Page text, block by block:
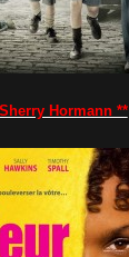
Hormann **